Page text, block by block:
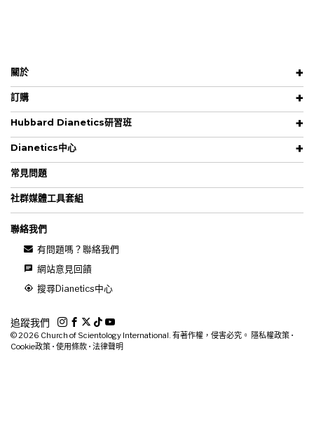
關於
訂購
Hubbard Dianetics研習班
Dianetics中心
常見問題
社群媒體工具套組
聯絡我們
有問題嗎？聯絡我們
網站意見回饋
搜尋Dianetics中心
追蹤我們
© 2026 Church of Scientology International. 有著作權，侵害必究。 隱私權政策 •
Cookie政策 • 使用條款 • 法律聲明